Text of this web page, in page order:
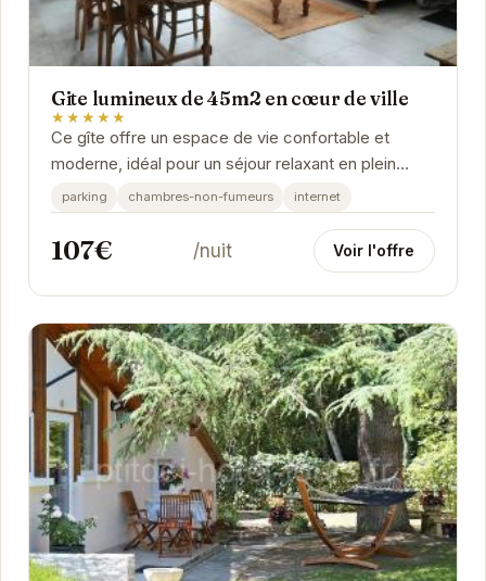
Gite lumineux de 45m2 en cœur de ville
★★★★★
Ce gîte offre un espace de vie confortable et
moderne, idéal pour un séjour relaxant en plein
cœur de Saint-Avertin.
parking chambres-non-fumeurs internet
107€ /nuit Voir l'offre